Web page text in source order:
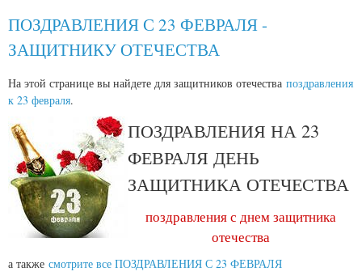
ПОЗДРАВЛЕНИЯ С 23 ФЕВРАЛЯ -
ЗАЩИТНИКУ ОТЕЧЕСТВА
На этой странице вы найдете для защитников отечества поздравления
к 23 февраля.
ПОЗДРАВЛЕНИЯ НА 23
ФЕВРАЛЯ ДЕНЬ
ЗАЩИТНИКА ОТЕЧЕСТВА
поздравления с днем защитника
отечества
а также смотрите все ПОЗДРАВЛЕНИЯ С 23 ФЕВРАЛЯ